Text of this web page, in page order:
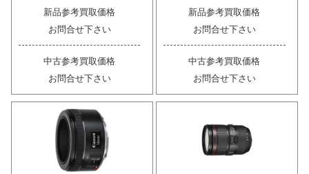
新品参考買取価格
お問合せ下さい
中古参考買取価格
お問合せ下さい
新品参考買取価格
お問合せ下さい
中古参考買取価格
お問合せ下さい